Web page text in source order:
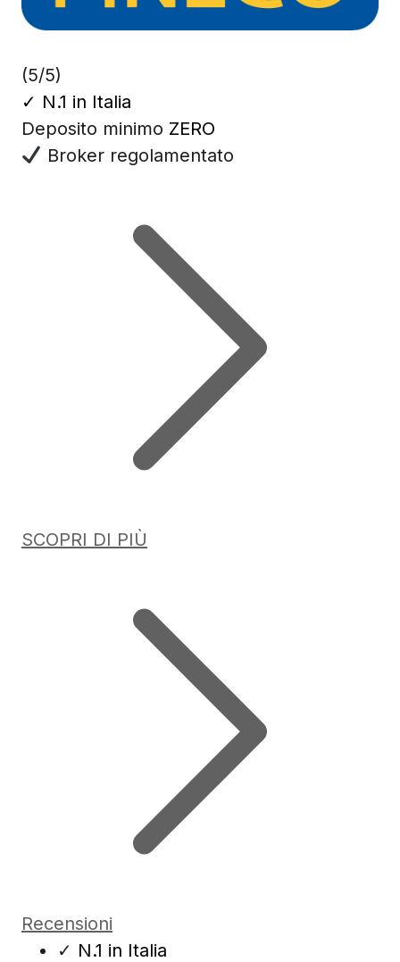
(5/5)
✓ N.1 in Italia
Deposito minimo ZERO
Broker regolamentato
SCOPRI DI PIÙ
Recensioni
✓ N.1 in Italia